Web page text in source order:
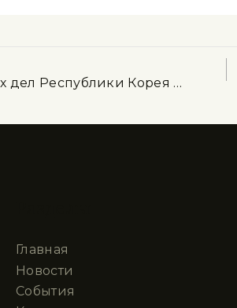
дел Республики Корея …
Главная
Новости
События